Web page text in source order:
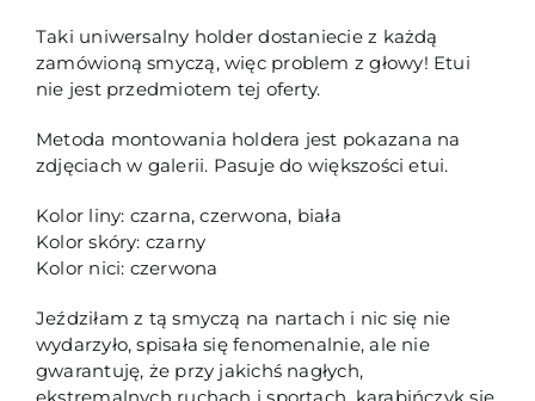
Taki uniwersalny holder dostaniecie z każdą
zamówioną smyczą, więc problem z głowy! Etui
nie jest przedmiotem tej oferty.
Metoda montowania holdera jest pokazana na
zdjęciach w galerii. Pasuje do większości etui.
Kolor liny: czarna, czerwona, biała
Kolor skóry: czarny
Kolor nici: czerwona
Jeździłam z tą smyczą na nartach i nic się nie
wydarzyło, spisała się fenomenalnie, ale nie
gwarantuję, że przy jakichś nagłych,